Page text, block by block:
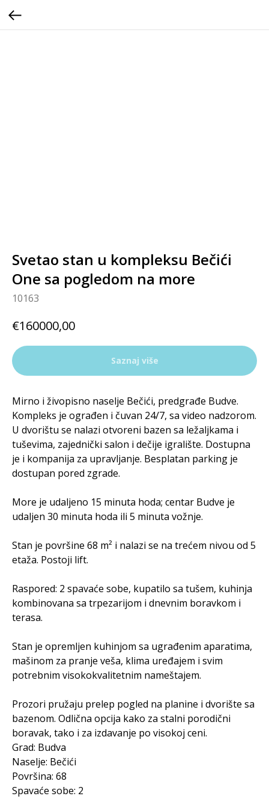
Svetao stan u kompleksu Bečići
One sa pogledom na more
10163
€160000,00
Saznaj više
Mirno i živopisno naselje Bečići, predgrađe Budve.
Kompleks je ograđen i čuvan 24/7, sa video nadzorom.
U dvorištu se nalazi otvoreni bazen sa ležaljkama i
tuševima, zajednički salon i dečije igralište. Dostupna
je i kompanija za upravljanje. Besplatan parking je
dostupan pored zgrade.
More je udaljeno 15 minuta hoda; centar Budve je
udaljen 30 minuta hoda ili 5 minuta vožnje.
Stan je površine 68 m² i nalazi se na trećem nivou od 5
etaža. Postoji lift.
Raspored: 2 spavaće sobe, kupatilo sa tušem, kuhinja
kombinovana sa trpezarijom i dnevnim boravkom i
terasa.
Stan je opremljen kuhinjom sa ugrađenim aparatima,
mašinom za pranje veša, klima uređajem i svim
potrebnim visokokvalitetnim nameštajem.
Prozori pružaju prelep pogled na planine i dvorište sa
bazenom. Odlična opcija kako za stalni porodični
boravak, tako i za izdavanje po visokoj ceni.
Grad: Budva
Naselje: Bečići
Površina: 68
Spavaće sobe: 2